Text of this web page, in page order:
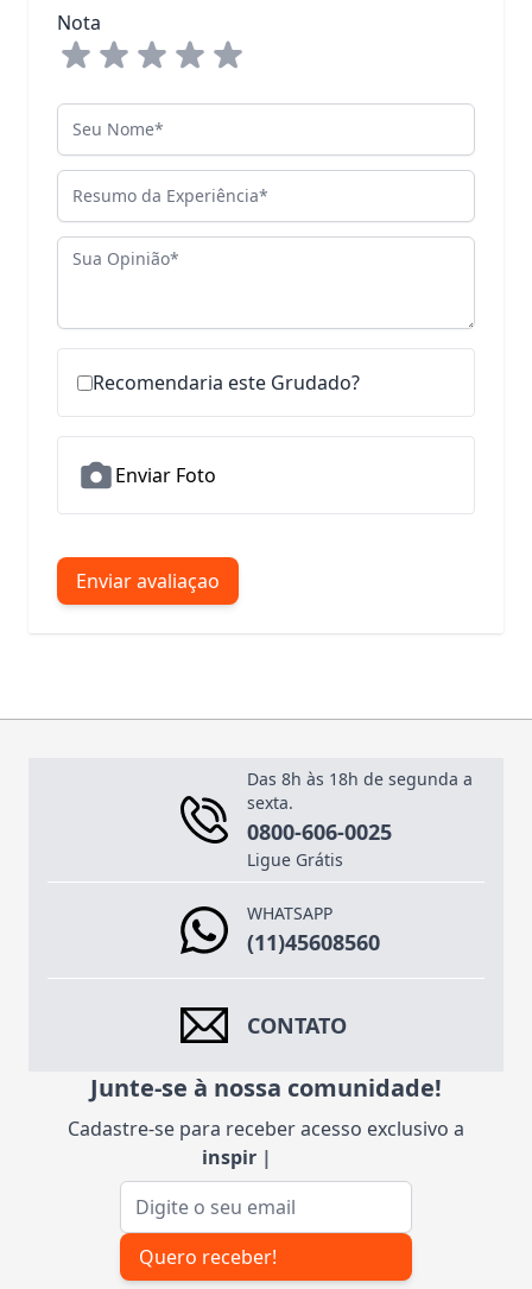
Nota
Seu Nome
Resumo da Experiência
Sua Opinião
Recomendaria este Grudado?
Enviar Foto
Enviar avaliaçao
Das 8h às 18h de segunda a
sexta.
0800-606-0025
Ligue Grátis
WHATSAPP
(11)45608560
CONTATO
Junte-se à nossa comunidade!
Cadastre-se para receber acesso exclusivo a
inspiraç
Endereço de e-mail
Quero receber!